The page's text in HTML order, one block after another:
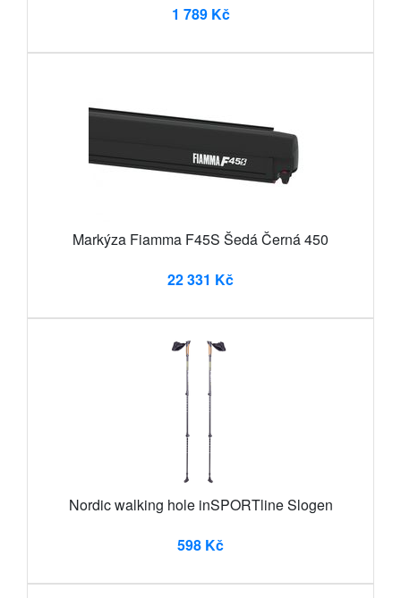
1 789 Kč
Markýza Fiamma F45S Šedá Černá 450
22 331 Kč
Nordic walking hole inSPORTline Slogen
598 Kč